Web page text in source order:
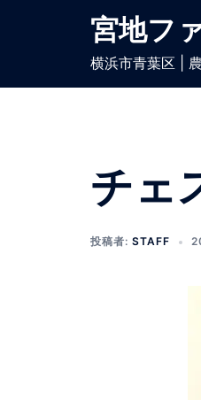
宮地フ
横浜市青葉区 |
チェ
投稿者: STAFF